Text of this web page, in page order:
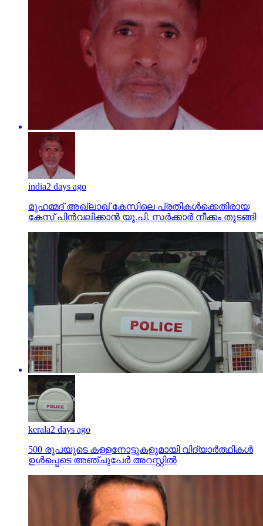
india2 days ago
മുഹമ്മദ് അഖ്‌ലാഖ് കേസിലെ പ്രതികള്‍ക്കെതിരായ
കേസ് പിന്‍വലിക്കാന്‍ യു.പി. സര്‍ക്കാര്‍ നീക്കം തുടങ്ങി
kerala2 days ago
500 രൂപയുടെ കള്ളനോട്ടുകളുമായി വിദ്യാര്‍ത്ഥികള്‍
ഉള്‍പ്പെടെ അഞ്ചുപേര്‍ അറസ്റ്റില്‍